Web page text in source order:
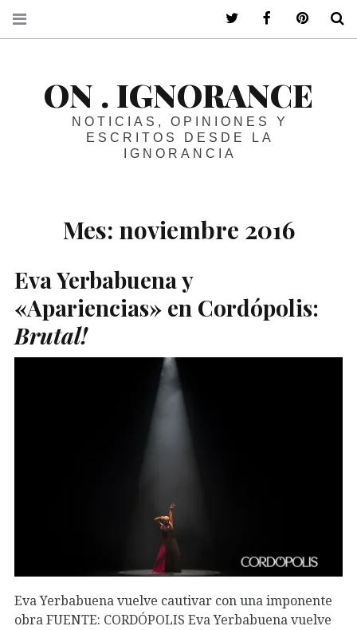
ON . IGNORANCE
NOTICIAS, OPINIONES Y
ESCRITOS DESDE LA
IGNORANCIA
Mes: noviembre 2016
Eva Yerbabuena y
«Apariencias» en Cordópolis:
Brutal!
Eva Yerbabuena vuelve cautivar con una imponente
obra FUENTE: CORDÓPOLIS Eva Yerbabuena vuelve
ir a mi twitterir a mi facebook
ir a mi